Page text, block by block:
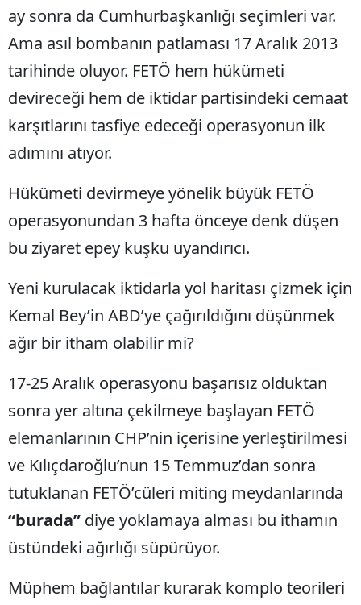
ay sonra da Cumhurbaşkanlığı seçimleri var.
Ama asıl bombanın patlaması 17 Aralık 2013
tarihinde oluyor. FETÖ hem hükümeti
devireceği hem de iktidar partisindeki cemaat
karşıtlarını tasfiye edeceği operasyonun ilk
adımını atıyor.
Hükümeti devirmeye yönelik büyük FETÖ
operasyonundan 3 hafta önceye denk düşen
bu ziyaret epey kuşku uyandırıcı.
Yeni kurulacak iktidarla yol haritası çizmek için
Kemal Bey’in ABD’ye çağırıldığını düşünmek
ağır bir itham olabilir mi?
17-25 Aralık operasyonu başarısız olduktan
sonra yer altına çekilmeye başlayan FETÖ
elemanlarının CHP’nin içerisine yerleştirilmesi
ve Kılıçdaroğlu’nun 15 Temmuz’dan sonra
tutuklanan FETÖ’cüleri miting meydanlarında
“burada” diye yoklamaya alması bu ithamın
üstündeki ağırlığı süpürüyor.
Müphem bağlantılar kurarak komplo teorileri